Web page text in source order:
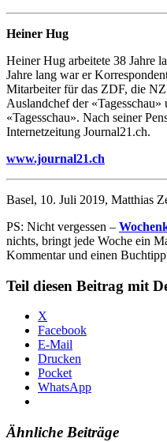
Heiner Hug
Heiner Hug arbeitete 38 Jahre
Jahre lang war er
Mitarbeiter für das ZDF, die
Auslandchef der
«Tagesschau». Nach seiner
Internetzeitung Journal21.ch.
www.journal21.ch
Basel, 10. Juli 2019, Matthias
PS: Nicht vergessen –
nichts, bringt jede Woche ein
Kommentar und einen
Teil diesen Beitrag mit
X
Facebook
E-Mail
Drucken
Pocket
WhatsApp
Ähnliche Beiträge